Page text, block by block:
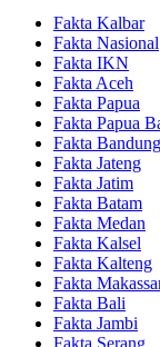
Fakta Kalbar
Fakta Nasional
Fakta IKN
Fakta Aceh
Fakta Papua
Fakta Papua
Fakta Bandung
Fakta Jateng
Fakta Jatim
Fakta Batam
Fakta Medan
Fakta Kalsel
Fakta Kalteng
Fakta
Fakta Bali
Fakta Jambi
Fakta Serang